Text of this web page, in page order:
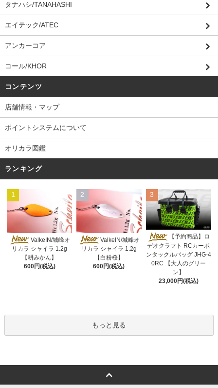
タナハシ/TANAHASHI
エイテック/ATEC
アンカーコア
コール/KHOR
コンテンツ
店舗情報・マップ
ポイントシステムについて
オリカラ図鑑
ランキング
1
ValkeIN/城峰オ
リカラ シャイラ 1.2g
【耕みかん】
600円(税込)
2
ValkeIN/城峰オ
リカラ シャイラ 1.2g
【白粉桜】
600円(税込)
3
【予約商品】ロ
デオクラフト RCカーボ
ンタックルバッグ JHG-4
0RC 【大人のグリー
ン】
23,000円(税込)
もっと見る